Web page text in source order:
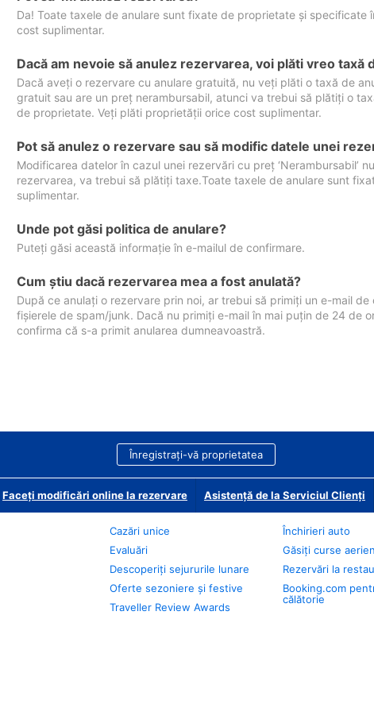
Da! Toate taxele de anulare sunt fixate de proprietate și
cost suplimentar.
Dacă am nevoie să anulez rezervarea, voi plăti vreo taxă
Dacă aveți o rezervare cu anulare gratuită, nu veți plăti o taxă de
gratuit sau are un preț nerambursabil, atunci va trebui să plătiți o
de proprietate. Veți plăti proprietății orice cost suplimentar.
Pot să anulez o rezervare sau să modific datele unei
Modificarea datelor în cazul unei rezervări cu preț ‘Nerambursabil’
rezervarea, va trebui să plătiți taxe.Toate taxele de anulare sunt
suplimentar.
Unde pot găsi politica de anulare?
Puteți găsi această informație în e-mailul de confirmare.
Cum ştiu dacă rezervarea mea a fost anulată?
După ce anulați o rezervare prin noi, ar trebui să primiți un e-mail
fișierele de spam/junk. Dacă nu primiți e-mail în mai puțin de 24 de
confirma că s-a primit anularea dumneavoastră.
Înregistrați-vă proprietatea
Faceți modificări online la rezervare Asistență de la Serviciul Clienți
Cazări unice
Evaluări
Descoperiți sejururile lunare
Oferte sezoniere și festive
Traveller Review Awards
Închirieri auto
Găsiți curse
Rezervări la
Booking.com
călătorie